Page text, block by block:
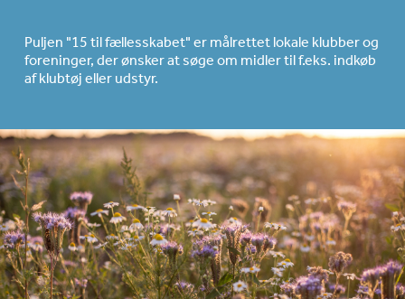
Puljen "15 til fællesskabet" er målrettet lokale klubber og
foreninger, der ønsker at søge om midler til f.eks. indkøb
af klubtøj eller udstyr.